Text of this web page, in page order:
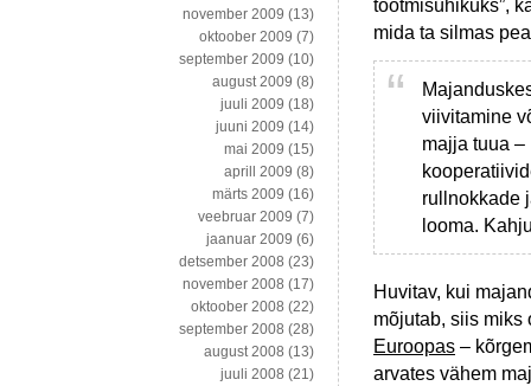
tootmisühikuks”,
mida ta silmas
viivitamine
majja tuua
rullnokkade
looma.
Huvitav, kui
mõjutab, siis
Euroopas –
arvates vähem
november 2009 (13)
oktoober 2009 (7)
september 2009 (10)
august 2009 (8)
juuli 2009 (18)
juuni 2009 (14)
mai 2009 (15)
aprill 2009 (8)
märts 2009 (16)
veebruar 2009 (7)
jaanuar 2009 (6)
detsember 2008 (23)
november 2008 (17)
oktoober 2008 (22)
september 2008 (28)
august 2008 (13)
juuli 2008 (21)